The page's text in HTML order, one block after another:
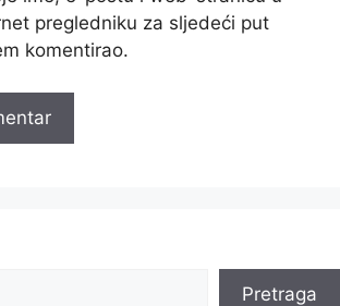
pregledniku za sljedeći put
komentirao.
Pretraga